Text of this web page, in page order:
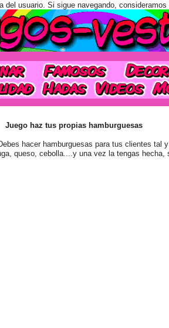
Juego haz tus propias hamburguesas
hacer hamburguesas para tus clientes tal
queso, cebolla....y una vez la tengas
del usuario. Si sigue navegando,